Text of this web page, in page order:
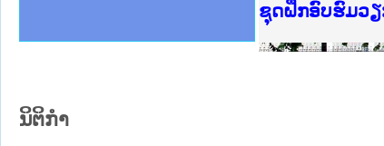
Ministry of
ເຜີຍແຜ່ວັບໄຊຈົ
ກະຊວງຍຸຕິທຳ
ຊຸດຝຶກອົບຮົມວຽ
ກອງປະຊຸມທົບທ
ຝຶກອົບຮົມ ຜູ່ປະ
ຝຶກອົບຮົມ ຜູ່ປະ
ເຜີຍແຜ່ແອັບກົດ
ເຜີຍແຜ່ແອັບກົດ
ຍົກລະດັບວຽກງ
ຊຸດຝຶກອົບຮົມວຽ
ນິຕິກໍາ